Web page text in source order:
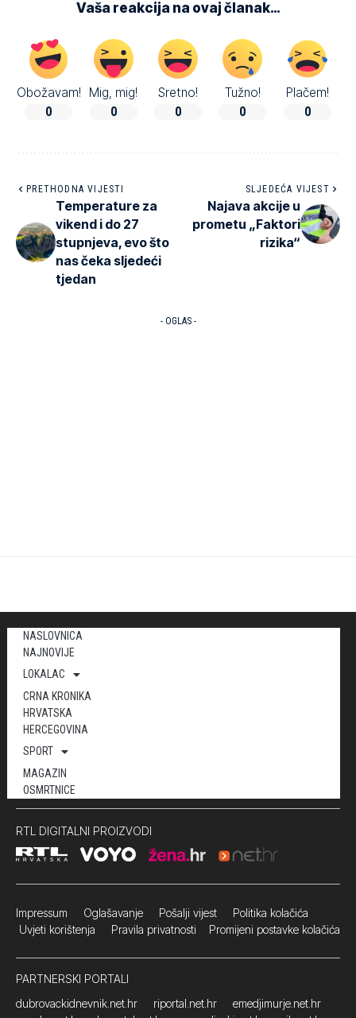
Vaša reakcija na ovaj članak…
Obožavam!
0
Mig, mig!
0
Sretno!
0
Tužno!
0
Plačem!
0
PRETHODNA VIJESTI
Temperature za
vikend i do 27
stupnjeva, evo što
nas čeka sljedeći
tjedan
SLJEDEĆA VIJEST
Najava akcije u
prometu „Faktori
rizika“
- OGLAS -
NASLOVNICA
NAJNOVIJE
LOKALAC
CRNA KRONIKA
HRVATSKA
HERCEGOVINA
SPORT
MAGAZIN
OSMRTNICE
RTL DIGITALNI PROIZVODI
Impressum Oglašavanje Pošalji vijest Politika kolačića
Uvjeti korištenja Pravila privatnosti Promijeni postavke kolačića
PARTNERSKI PORTALI
dubrovackidnevnik.net.hr
riportal.net.hr
emedjimurje.net.hr